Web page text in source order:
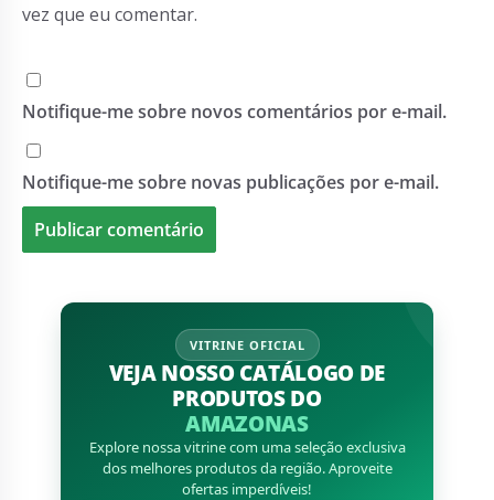
vez que eu comentar.
Notifique-me sobre novos comentários por e-mail.
Notifique-me sobre novas publicações por e-mail.
VITRINE OFICIAL
VEJA NOSSO CATÁLOGO DE
PRODUTOS DO
AMAZONAS
Explore nossa vitrine com uma seleção exclusiva
dos melhores produtos da região. Aproveite
ofertas imperdíveis!